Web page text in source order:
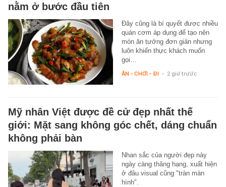
nằm ở bước đầu tiên
Đây cũng là bí quyết được nhiều
quán cơm áp dụng để tạo nên
món ăn tưởng đơn giản nhưng
luôn khiến thực khách muốn
gọi…
ĂN - CHƠI - ĐI - 2 giờ trước
Mỹ nhân Việt được đề cử đẹp nhất thế
giới: Mặt sang không góc chết, dáng chuẩn
không phải bàn
Nhan sắc của người đẹp này
ngày càng thăng hạng, xuất hiện
ở đâu visual cũng "tràn màn
hình".